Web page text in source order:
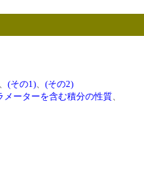
(その1)
(その2)
メーターを含む積分の性質